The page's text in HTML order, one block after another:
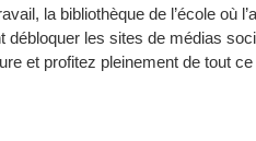
la bibliothèque de l’école où
les sites de médias
et profitez pleinement de tout ce